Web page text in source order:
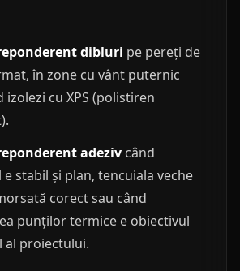
dibluri pe pereți de
în zone cu vânt puternic
izolezi cu XPS (polistiren
adeziv când
stabil și plan, tencuiala veche
corect sau când
punților termice e obiectivul
al proiectului.